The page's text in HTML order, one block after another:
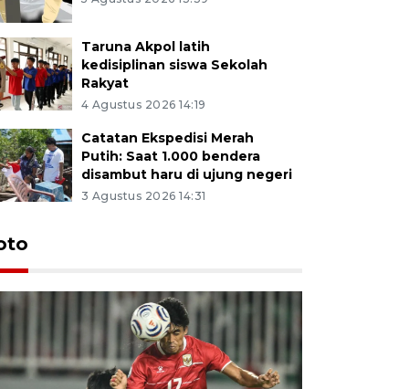
Taruna Akpol latih
kedisiplinan siswa Sekolah
Rakyat
4 Agustus 2026 14:19
Catatan Ekspedisi Merah
Putih: Saat 1.000 bendera
disambut haru di ujung negeri
3 Agustus 2026 14:31